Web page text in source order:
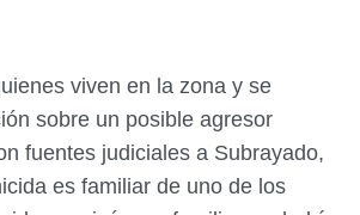
viven en la zona y se
sobre un posible agresor
fuentes judiciales a Subrayado,
es familiar de uno de los